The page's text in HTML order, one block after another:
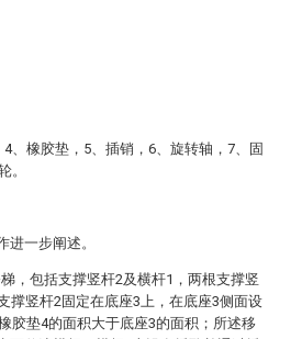
、橡胶垫，5、插销，6、旋转轴，7、固
。
一步阐述。
，包括支撑竖杆2及横杆1，两根支撑竖
撑竖杆2固定在底座3上，在底座3侧面设
胶垫4的面积大于底座3的面积；所述移